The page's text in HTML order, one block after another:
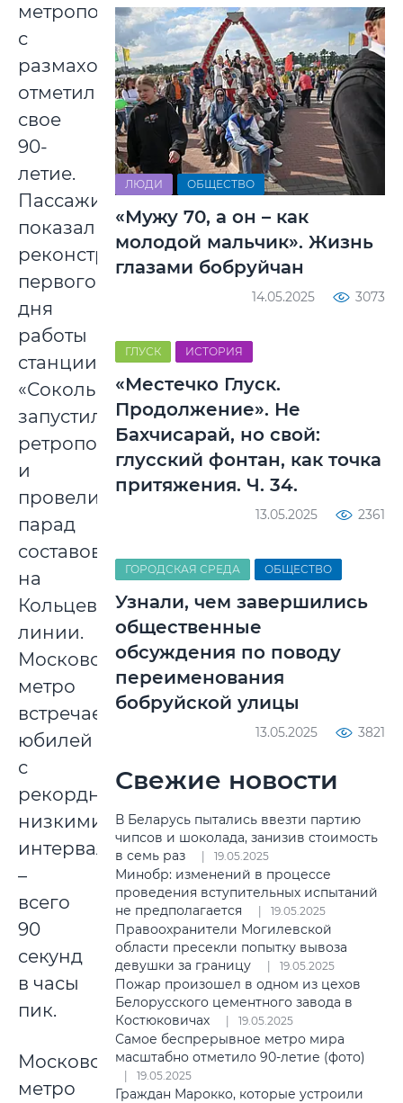
метрополитен
с
размахом
отметил
свое
90-
летие.
Пассажирам
показали
реконструкцию
первого
дня
работы
станции
«Сокольники»,
запустили
ретропоезд
и
провели
парад
составов
на
Кольцевой
линии.
Московское
метро
встречает
юбилей
с
рекордно
низкими
интервалами
–
всего
90
секунд
в часы
пик.
Московское
метро
ЛЮДИ ОБЩЕСТВО
«Мужу 70, а он – как
молодой мальчик». Жизнь
глазами бобруйчан
14.05.2025 3073
ГЛУСК ИСТОРИЯ
«Местечко Глуск.
Продолжение». Не
Бахчисарай, но свой:
глусский фонтан, как точка
притяжения. Ч. 34.
13.05.2025 2361
ГОРОДСКАЯ СРЕДА ОБЩЕСТВО
Узнали, чем завершились
общественные
обсуждения по поводу
переименования
бобруйской улицы
13.05.2025 3821
Свежие новости
В Беларусь пытались ввезти партию
чипсов и шоколада, занизив стоимость
в семь раз
19.05.2025
Минобр: изменений в процессе
проведения вступительных испытаний
не предполагается
19.05.2025
Правоохранители Могилевской
области пресекли попытку вывоза
девушки за границу
19.05.2025
Пожар произошел в одном из цехов
Белорусского цементного завода в
Костюковичах
19.05.2025
Самое беспрерывное метро мира
масштабно отметило 90-летие (фото)
19.05.2025
Граждан Марокко, которые устроили